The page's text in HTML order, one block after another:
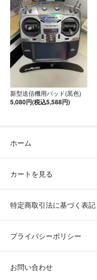
新型送信機用パッド(黒色)
5,080円(税込5,588円)
ホーム
カートを見る
特定商取引法に基づく表記
プライバシーポリシー
お問い合わせ